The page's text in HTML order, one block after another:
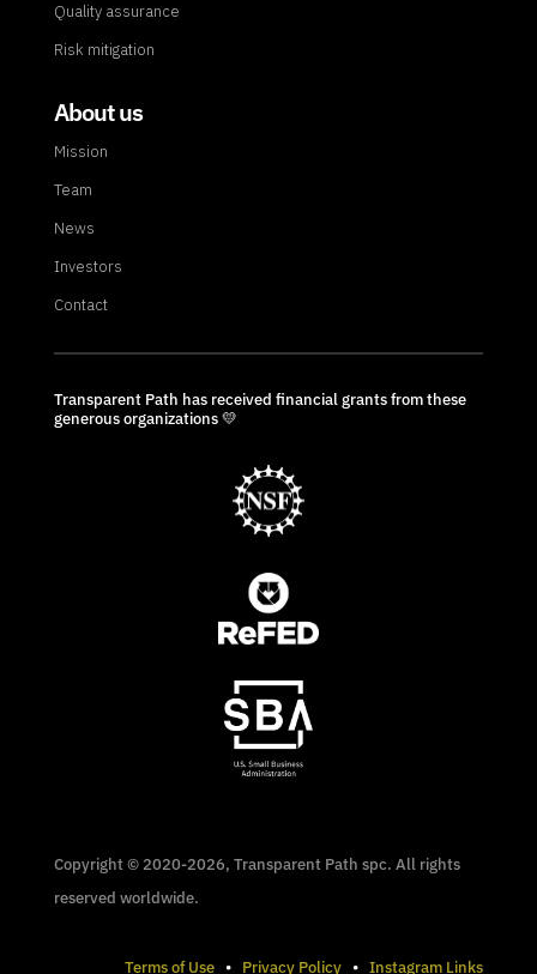
Quality assurance
Risk mitigation
About us
Mission
Team
News
Investors
Contact
Transparent Path has received financial grants from these
generous organizations 💛
Copyright © 2020-2026, Transparent Path spc. All rights
reserved worldwide.
Terms of Use • Privacy Policy •Instagram Links